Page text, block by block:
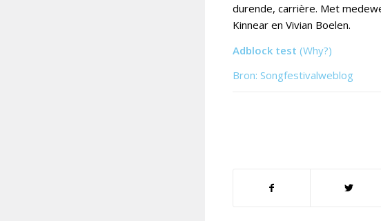
durende, carrière. Met
Kinnear en Vivian Boelen.
Adblock test (Why?)
Bron: Songfestivalweblog